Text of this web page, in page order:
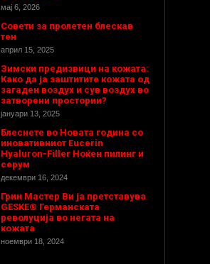
мај 6, 2026
Совети за пролетен блескав
тен
април 15, 2025
Зимски предизвици на кожата:
Како да ја заштитите кожата од
загаден воздух и сув воздух во
затворени простории?
јануари 13, 2025
Блеснете во Новата година со
иновативниот Eucerin
Hyaluron-Filler Ноќен пилинг и
серум
декември 16, 2024
Грин Мастер Ви ја претставува
GESKE® Германската
револуција во негата на
кожата
ноември 18, 2024